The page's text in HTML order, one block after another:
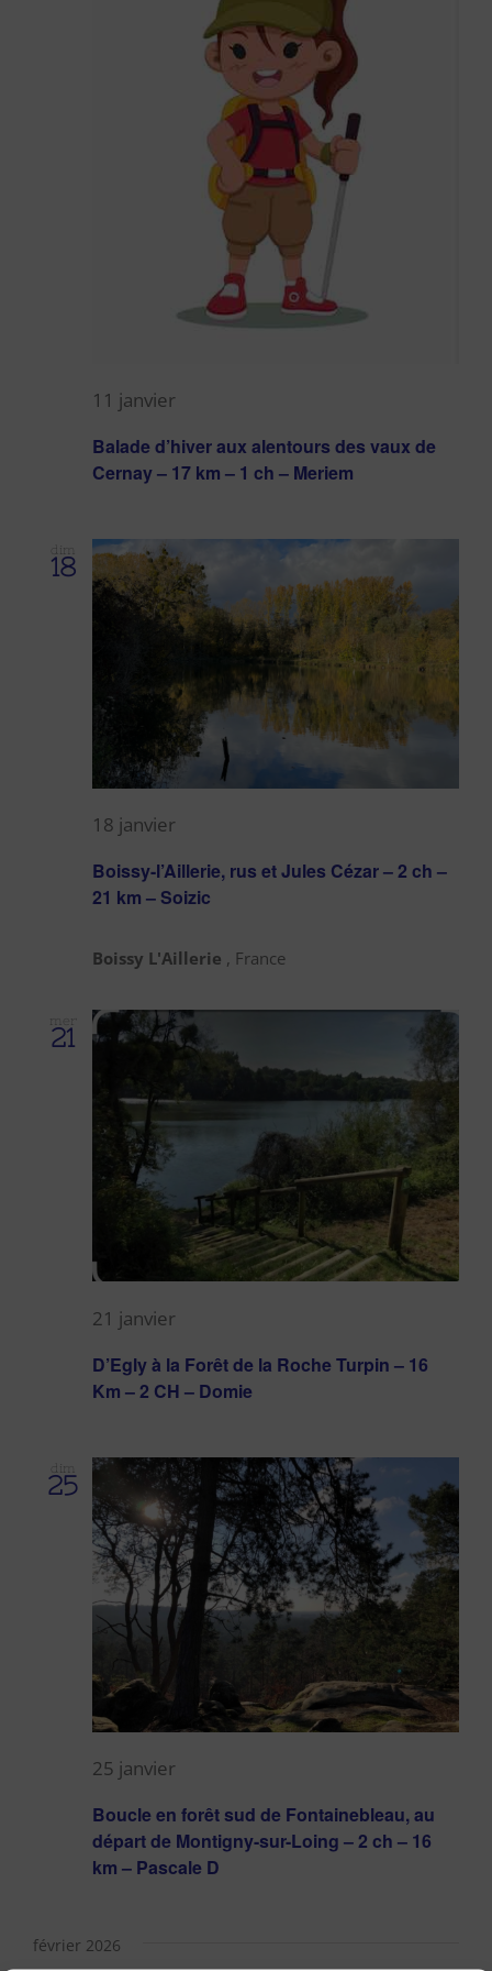
Balade d’hiver aux alentours des vaux de
Cernay – 17 km – 1 ch – Meriem
11 janvier
dim
18
Boissy-l’Aillerie, rus et Jules Cézar – 2 ch –
21 km – Soizic
18 janvier
Boissy L'Aillerie , France
mer
21
D’Egly à la Forêt de la Roche Turpin – 16
Km – 2 CH – Domie
21 janvier
dim
25
Boucle en forêt sud de Fontainebleau, au
départ de Montigny-sur-Loing – 2 ch – 16
km – Pascale D
25 janvier
février 2026